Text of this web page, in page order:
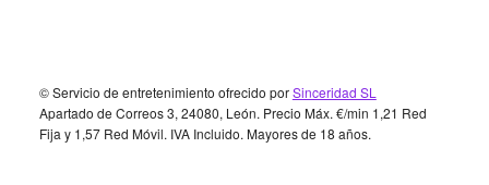
Footer
© Servicio de entretenimiento ofrecido porSinceridad SL
Apartado de Correos 3, 24080, León. Precio Máx. €/min 1,21 Red
Fija y 1,57 Red Móvil. IVA Incluido. Mayores de 18 años.